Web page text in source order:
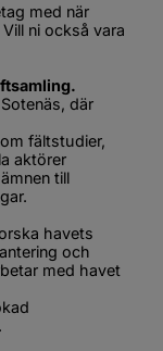
med när
ni också vara
där
fältstudier,
aktörer
till
havets
och
med havet